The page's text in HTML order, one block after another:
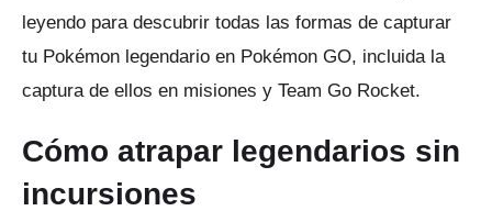
leyendo para descubrir todas las formas de capturar
tu Pokémon legendario en Pokémon GO, incluida la
captura de ellos en misiones y Team Go Rocket.
Cómo atrapar legendarios sin
incursiones